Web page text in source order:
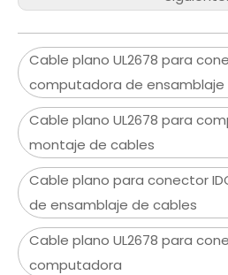
Cable plano UL2678 para
computadora de ensamblaje
Cable plano UL2678 para
montaje de cables
Cable plano para conector
de ensamblaje de cables
Cable plano UL2678 para
computadora